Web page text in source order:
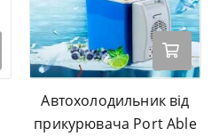
Автохолодильник від
прикурювача Port Able